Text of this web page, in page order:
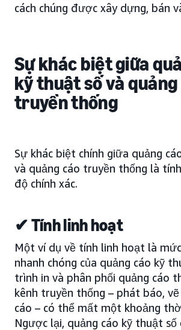
cách chúng được xây dựng, bán
Sự khác biệt giữa
kỹ thuật số và
truyền thống
Sự khác biệt chính giữa quảng
và quảng cáo truyền thống là
độ chính xác.
✔ Tính linh hoạt
Một ví dụ về tính linh hoạt là
nhanh chóng của quảng cáo kỹ
trình in và phân phối quảng cáo
kênh truyền thống – phát báo,
cáo – có thể mất một khoảng
Ngược lại, quảng cáo kỹ thuật